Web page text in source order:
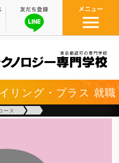
リング・プラス 就職
ース